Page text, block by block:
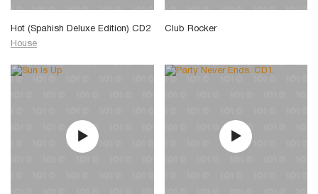
Hot (Spahish Deluxe Edition) CD2
House
Club Rocker